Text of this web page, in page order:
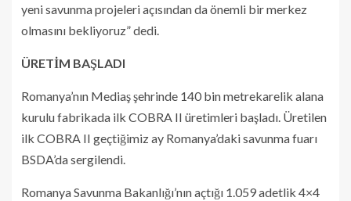
yeni savunma projeleri açısından da önemli bir merkez
olmasını bekliyoruz” dedi.
ÜRETİM BAŞLADI
Romanya’nın Mediaş şehrinde 140 bin metrekarelik alana
kurulu fabrikada ilk COBRA II üretimleri başladı. Üretilen
ilk COBRA II geçtiğimiz ay Romanya’daki savunma fuarı
BSDA’da sergilendi.
Romanya Savunma Bakanlığı’nın açtığı 1.059 adetlik 4×4